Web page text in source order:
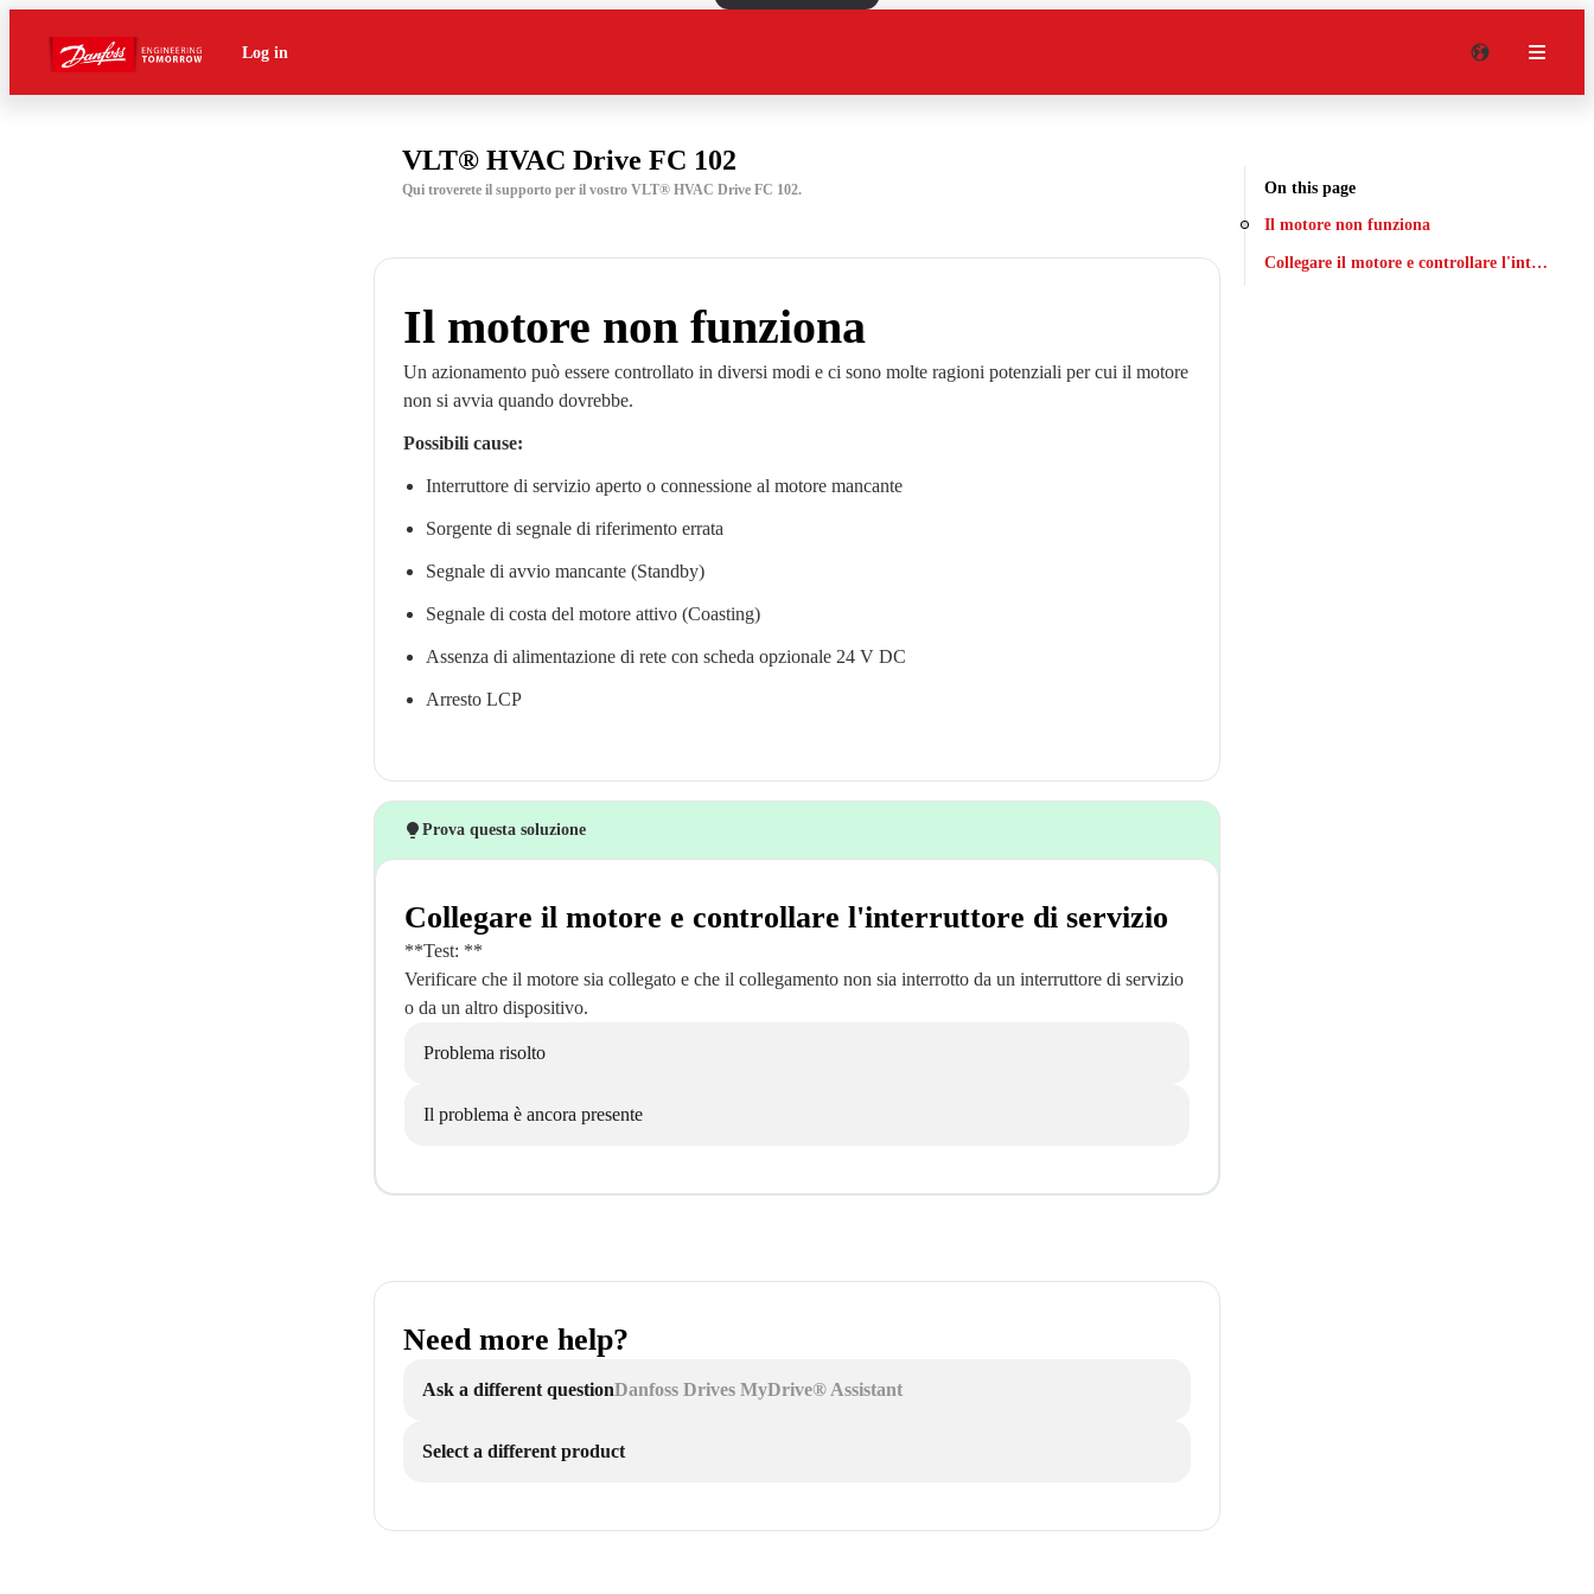
Log in
VLT® HVAC Drive FC 102
Qui troverete il supporto per il vostro VLT® HVAC Drive FC 102.
Il motore non funziona
Un azionamento può essere controllato in diversi modi e ci sono molte ragioni potenziali per cui il motore
non si avvia quando dovrebbe.
Possibili cause:
Interruttore di servizio aperto o connessione al motore mancante
Sorgente di segnale di riferimento errata
Segnale di avvio mancante (Standby)
Segnale di costa del motore attivo (Coasting)
Assenza di alimentazione di rete con scheda opzionale 24 V DC
Arresto LCP
Prova questa soluzione
Collegare il motore e controllare l'interruttore di servizio
**Test: **
Verificare che il motore sia collegato e che il collegamento non sia interrotto da un interruttore di servizio
o da un altro dispositivo.
Problema risolto
Il problema è ancora presente
Need more help?
Ask a different questionDanfoss Drives MyDrive® Assistant
Select a different product
On this page
Il motore non funziona
Collegare il motore e controllare